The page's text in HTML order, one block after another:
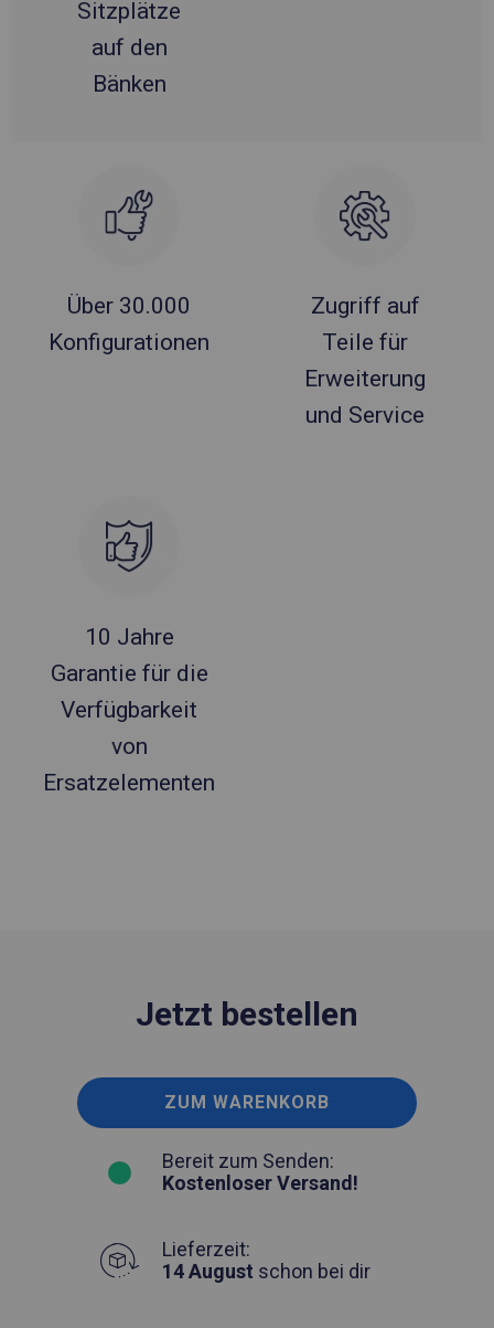
Sitzplätze
auf den
Bänken
Über 30.000
Konfigurationen
Zugriff auf
Teile für
Erweiterung
und Service
10 Jahre
Garantie für die
Verfügbarkeit
von
Ersatzelementen
Jetzt bestellen
ZUM WARENKORB
Bereit zum Senden:
Kostenloser Versand!
Lieferzeit:
14 August schon bei dir